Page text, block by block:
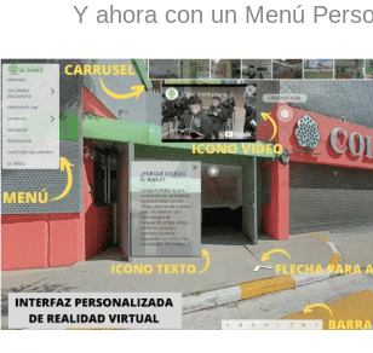
Y ahora con un Menú